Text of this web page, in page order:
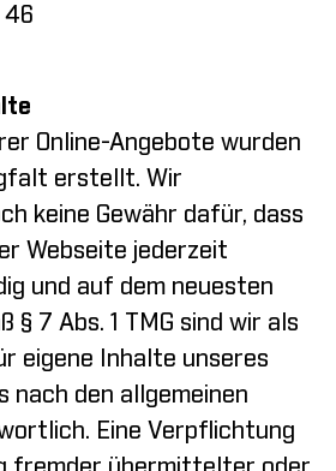
46
Online-Angebote wurden
erstellt. Wir
keine Gewähr dafür, dass
Webseite jederzeit
und auf dem neuesten
§ 7 Abs. 1 TMG sind wir als
eigene Inhalte unseres
nach den allgemeinen
Eine Verpflichtung